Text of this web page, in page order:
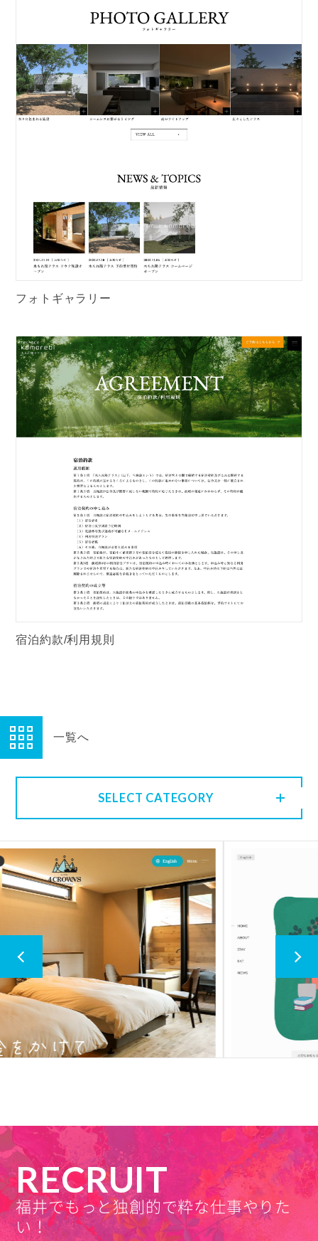
フォトギャラリー
宿泊約款/利用規則
一覧へ
SELECT CATEGORY
guesthouse YAWNYAWN 様
福井県越前市
Webサイト制作
2024
RECRUIT
福井でもっと独創的で粋な仕事やりた
い！